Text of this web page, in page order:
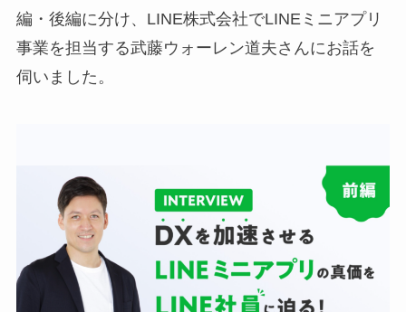
編・後編に分け、LINE株式会社でLINEミニアプリ
事業を担当する武藤ウォーレン道夫さんにお話を
伺いました。